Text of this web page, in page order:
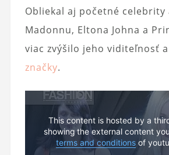
Obliekal aj početné celebrity
Madonnu, Eltona Johna a
viac zvýšilo jeho viditeľnosť
značky.
This content is hosted by a
showing the external content
terms and conditions of